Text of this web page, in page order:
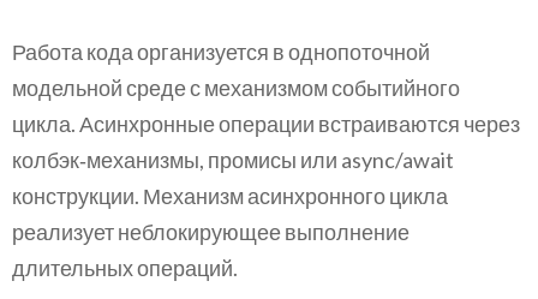
Работа кода организуется в однопоточной
модельной среде с механизмом событийного
цикла. Асинхронные операции встраиваются через
колбэк‑механизмы, промисы или async/await
конструкции. Механизм асинхронного цикла
реализует неблокирующее выполнение
длительных операций.